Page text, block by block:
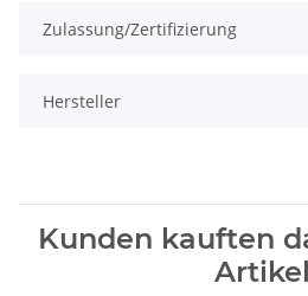
Zulassung/Zertifizierung
Hersteller
Kunden kauften